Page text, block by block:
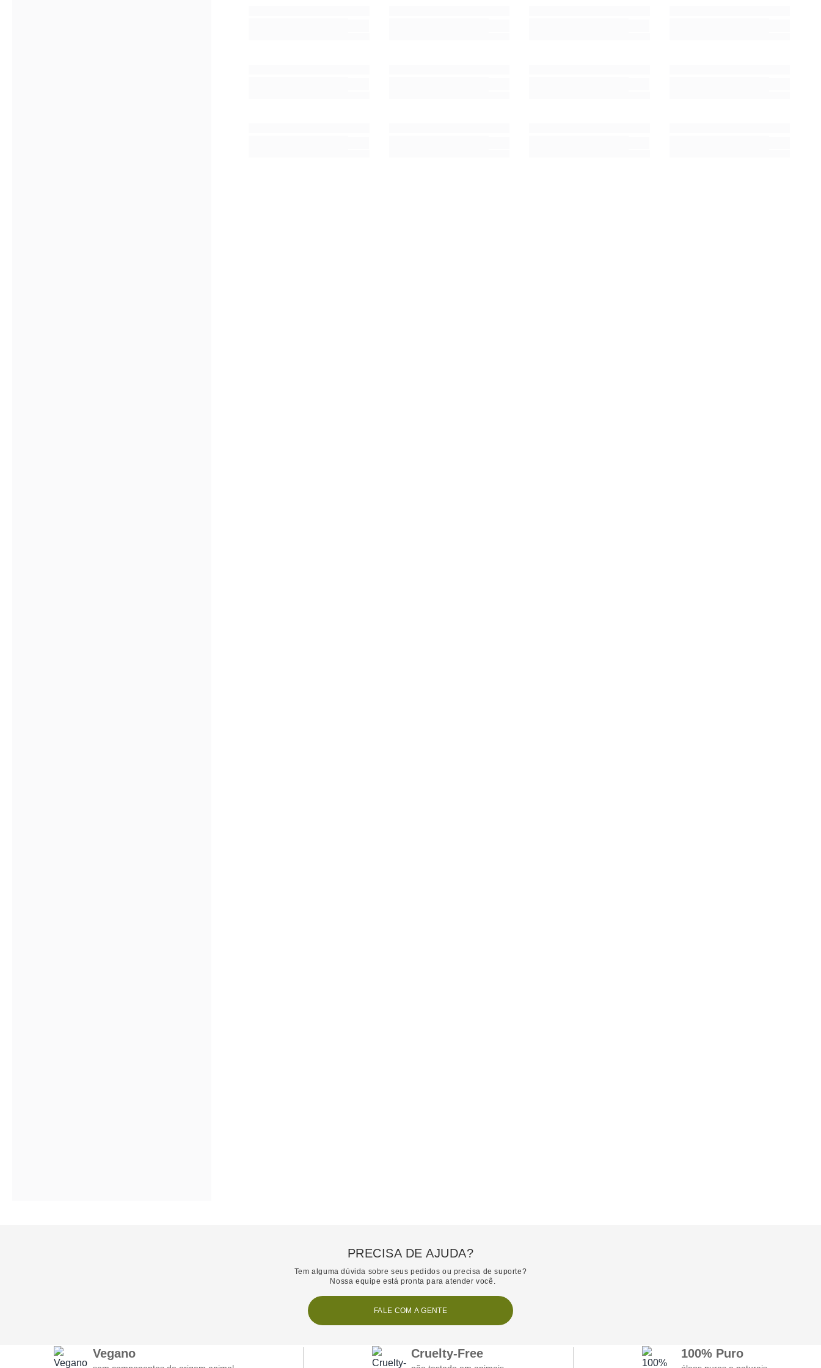
PRECISA DE AJUDA?
Tem alguma dúvida sobre seus pedidos ou precisa de suporte?
Nossa equipe está pronta para atender você.
FALE COM A GENTE
Vegano Cruelty-Free 100% Puro